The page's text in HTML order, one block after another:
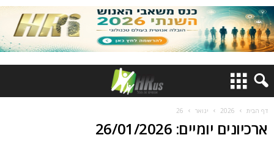
דף הבית 2026 ינואר 26
ארכיונים יומיים: 26/01/2026